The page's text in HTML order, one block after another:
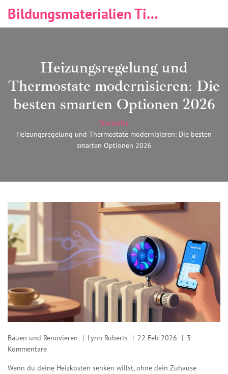
Bildungsmaterialien Tischlerei & Immobilien
Heizungsregelung und
Thermostate modernisieren: Die
besten smarten Optionen 2026
Startseite
Heizungsregelung und Thermostate modernisieren: Die besten
smarten Optionen 2026
Bauen und Renovieren Lynn Roberts 22 Feb 2026
3
Kommentare
Wenn du deine Heizkosten senken willst, ohne dein Zuhause